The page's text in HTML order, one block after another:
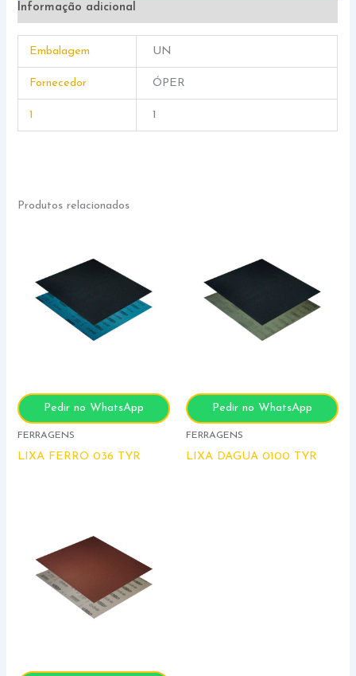
Informação adicional
Embalagem UN
Fornecedor ÓPER
1 1
Produtos relacionados
Pedir no WhatsApp
FERRAGENS
LIXA FERRO 036 TYR
Pedir no WhatsApp
FERRAGENS
LIXA DAGUA 0100 TYR